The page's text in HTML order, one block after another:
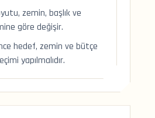
zemin, başlık ve
göre değişir.
hedef, zemin ve bütçe
yapılmalıdır.